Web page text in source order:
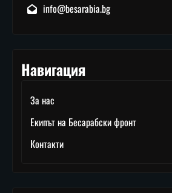
info@besarabia.bg
Навигация
За нас
Екипът на Бесарабски фронт
Контакти